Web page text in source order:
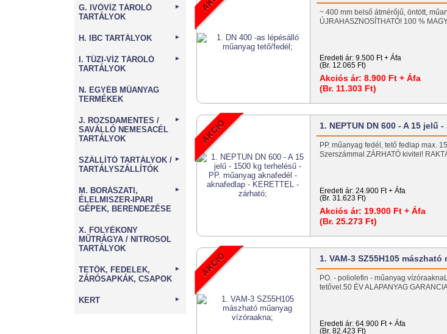
G. IVÓVÍZ TÁROLÓ
TARTÁLYOK
►
H. IBC TARTÁLYOK ►
I. TŰZI-VÍZ TÁROLÓ
TARTÁLYOK
►
N. EGYÉB MŰANYAG
TERMÉKEK
J. ROZSDAMENTES /
SAVÁLLÓ NEMESACÉL
TARTÁLYOK
►
SZÁLLÍTÓ TARTÁLYOK /
TARTÁLYSZÁLLÍTÓK
►
M. BORÁSZATI,
ÉLELMISZER-IPARI
GÉPEK, BERENDEZÉSE
►
X. FOLYÉKONY
MŰTRÁGYA / NITROSOL
TARTÁLYOK
TETŐK, FEDELEK,
ZÁRÓSAPKÁK, CSAPOK
►
KERT ►
~ 400 mm belső átmérőjű, öntött,
ÚJRAHASZNOSÍTHATÓ! 100 %
Eredeti ár: 9.500 Ft + Áfa
(Br. 12.065 Ft)
Akciós ár: 8.900 Ft + Áfa
(Br. 11.303 Ft)
1. NEPTUN DN 600 - A 15 jelű
PP. műanyag fedél, tető fedlap max.
Szerszámmal ZÁRHATÓ kivitel!
Eredeti ár: 24.900 Ft + Áfa
(Br. 31.623 Ft)
Akciós ár: 19.900 Ft + Áfa
(Br. 25.273 Ft)
1. VAM-3 SZ55H105
PO. - poliolefin - műanyag
tetővel.50 ÉV ALAPANYAG
Eredeti ár: 64.900 Ft + Áfa
(Br. 82.423 Ft)